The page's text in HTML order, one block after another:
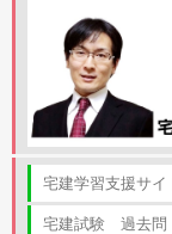
宅建学習支援サイ
宅建試験 過去問